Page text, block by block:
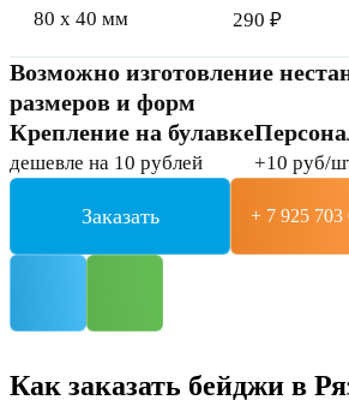
80 x 40 мм 290 ₽
Возможно изготовление
размеров и форм
Крепление на булавке
дешевле на 10 рублей +10 руб/
Заказать + 7 925 703
Как заказать бейджи в